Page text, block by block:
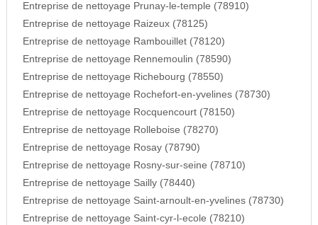
Entreprise de nettoyage Prunay-le-temple (78910)
Entreprise de nettoyage Raizeux (78125)
Entreprise de nettoyage Rambouillet (78120)
Entreprise de nettoyage Rennemoulin (78590)
Entreprise de nettoyage Richebourg (78550)
Entreprise de nettoyage Rochefort-en-yvelines (78730)
Entreprise de nettoyage Rocquencourt (78150)
Entreprise de nettoyage Rolleboise (78270)
Entreprise de nettoyage Rosay (78790)
Entreprise de nettoyage Rosny-sur-seine (78710)
Entreprise de nettoyage Sailly (78440)
Entreprise de nettoyage Saint-arnoult-en-yvelines (78730)
Entreprise de nettoyage Saint-cyr-l-ecole (78210)